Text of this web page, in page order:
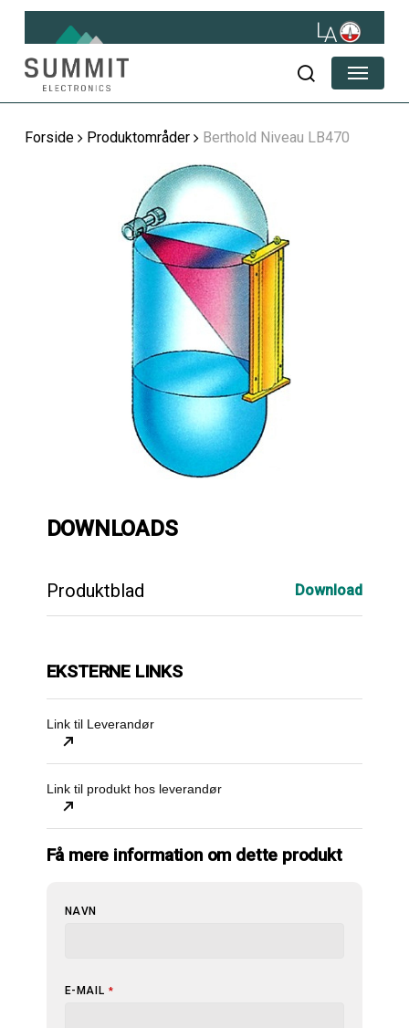
Skip
main
content
søg
Menu
Forside Produktområder Berthold Niveau LB470
DOWNLOADS
Produktblad Download
EKSTERNE LINKS
Link til Leverandør
Link til produkt hos leverandør
Få mere information om dette produkt
NAVN
E-MAIL *